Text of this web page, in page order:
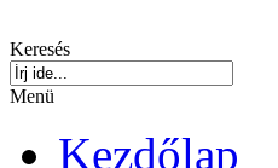
Keresés
Menü
Kezdőlap